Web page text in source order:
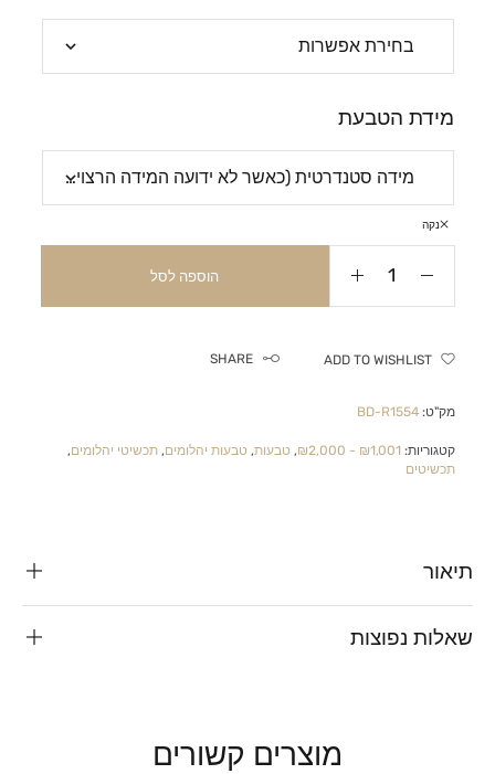
מידת הטבעת
נקה
הוספה לסל
ADD TO WISHLIST
SHARE
מק"ט:BD-R1554
קטגוריות:₪1,001 - ₪2,000
, טבעות, טבעות יהלומים,תכשיטי יהלומים,
תכשיטים
תיאור
שאלות נפוצות
מוצרים קשורים